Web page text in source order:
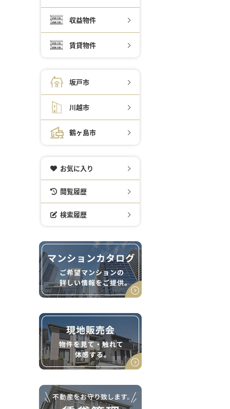
収益物件
賃貸物件
坂戸市
川越市
鶴ヶ島市
お気に入り
閲覧履歴
検索履歴